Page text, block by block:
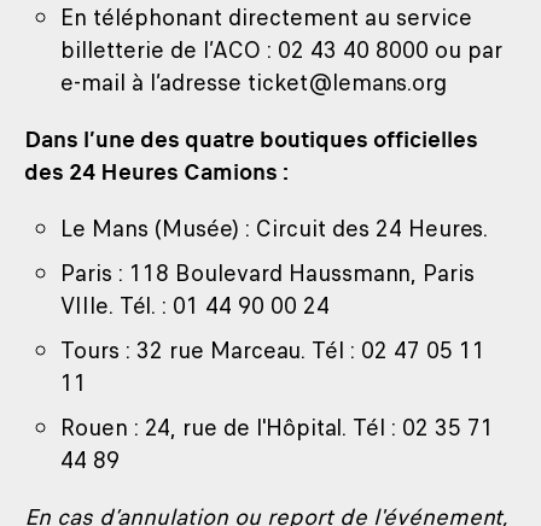
En téléphonant directement au service
billetterie de l’ACO : 02 43 40 8000 ou par
e-mail à l’adresse ticket@lemans.org
Dans l’une des quatre boutiques officielles
des 24 Heures Camions :
Le Mans (Musée) : Circuit des 24 Heures.
Paris : 118 Boulevard Haussmann, Paris
VIIIe. Tél. : 01 44 90 00 24
Tours : 32 rue Marceau. Tél : 02 47 05 11
11
Rouen : 24, rue de l'Hôpital. Tél : 02 35 71
44 89
En cas d’annulation ou report de l'événement,